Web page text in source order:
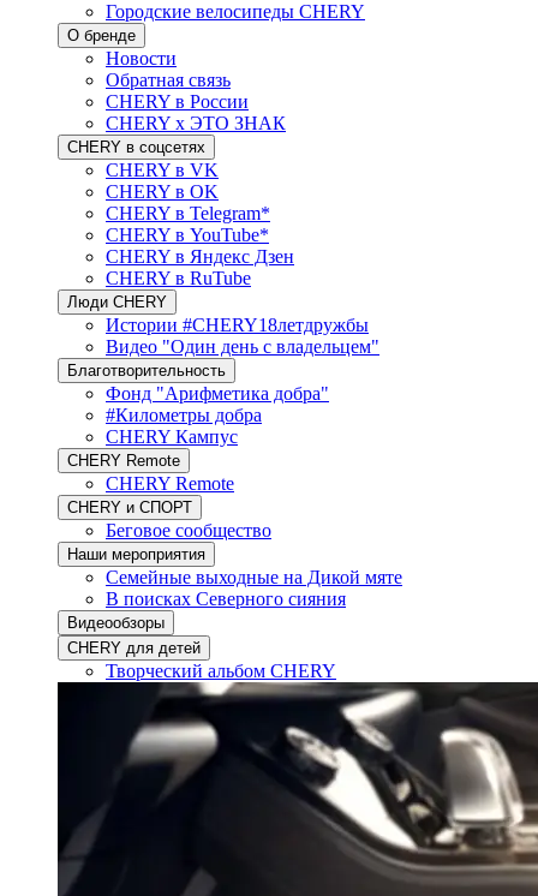
Городские велосипеды CHERY
О бренде
Новости
Обратная связь
CHERY в России
CHERY x ЭТО ЗНАК
CHERY в соцсетях
CHERY в VK
CHERY в OK
CHERY в Telegram*
CHERY в YouTube*
CHERY в Яндекс Дзен
CHERY в RuTube
Люди CHERY
Истории #CHERY18летдружбы
Видео "Один день с владельцем"
Благотворительность
Фонд "Арифметика добра"
#Километры добра
CHERY Кампус
CHERY Remote
CHERY Remote
CHERY и СПОРТ
Беговое сообщество
Наши мероприятия
Семейные выходные на Дикой мяте
В поисках Северного сияния
Видеообзоры
CHERY для детей
Творческий альбом CHERY